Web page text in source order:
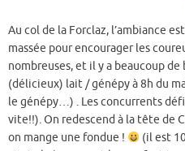
Au col de la Forclaz, l’ambiance
massée pour encourager les
nombreuses, et il y a beaucoup
(délicieux) lait / génépy à 8h du
le génépy…) . Les concurrents
vite!!). On redescend à la tête de
on mange une fondue !
(il est